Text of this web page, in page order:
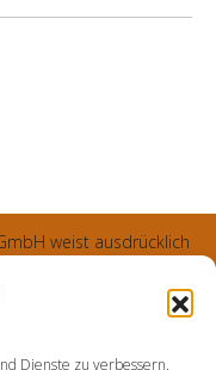
Dienste zu verbessern.
weist ausdrücklich
GmbH